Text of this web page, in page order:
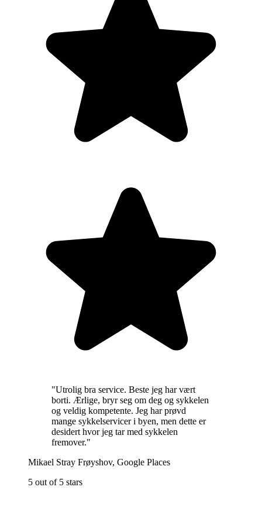
"Utrolig bra service. Beste jeg har vært
borti. Ærlige, bryr seg om deg og sykkelen
og veldig kompetente. Jeg har prøvd
mange sykkelservicer i byen, men dette er
desidert hvor jeg tar med sykkelen
fremover."
Mikael Stray Frøyshov, Google Places
5 out of 5 stars